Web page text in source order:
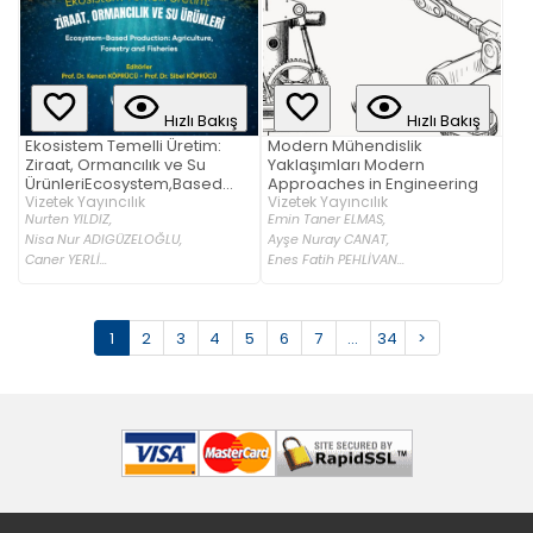
Hızlı Bakış
Ekosistem Temelli Üretim:
Ziraat, Ormancılık ve Su
ÜrünleriEcosystem,Based
Production: Agriculture,
Forestry and Fisheries
Vizetek Yayıncılık
Nurten YILDIZ,
Nisa Nur ADIGÜZELOĞLU,
Caner YERLİ...
Hızlı Bakış
Modern Mühendislik
Yaklaşımları Modern
Approaches in Engineering
Vizetek Yayıncılık
Emin Taner ELMAS,
Ayşe Nuray CANAT,
Enes Fatih PEHLİVAN...
1 2 3 4 5 6 7 ... 34 >